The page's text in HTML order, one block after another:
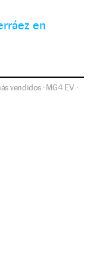
en
vendidos ·MG4 EV ·